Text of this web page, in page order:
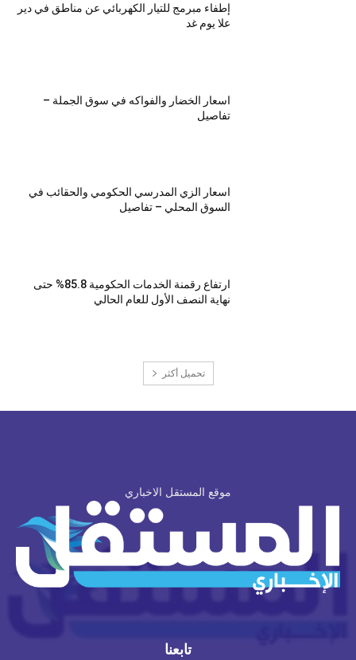
إطفاء مبرمج للتيار الكهربائي عن مناطق في دير
علا يوم غد
اسعار الخضار والفواكه في سوق الجملة –
تفاصيل
اسعار الزي المدرسي الحكومي والحقائب في
السوق المحلي – تفاصيل
ارتفاع رقمنة الخدمات الحكومية 85.8% حتى
نهاية النصف الأول للعام الحالي
تحميل أكثر
موقع المستقل الاخباري
تابعنا